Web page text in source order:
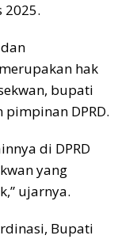
2025.
hak
bupati
DPRD.
di DPRD
yang
ujarnya.
Bupati